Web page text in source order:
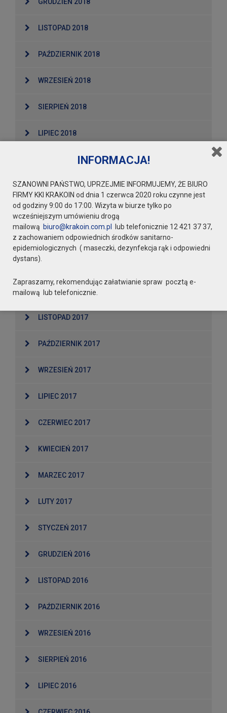
LISTOPAD 2018
PAŹDZIERNIK 2018
WRZESIEŃ 2018
SIERPIEŃ 2018
LIPIEC 2018
KWIECIEŃ 2018
MARZEC 2018
LUTY 2018
STYCZEŃ 2018
GRUDZIEŃ 2017
LISTOPAD 2017
PAŹDZIERNIK 2017
WRZESIEŃ 2017
LIPIEC 2017
CZERWIEC 2017
KWIECIEŃ 2017
MARZEC 2017
LUTY 2017
STYCZEŃ 2017
GRUDZIEŃ 2016
LISTOPAD 2016
PAŹDZIERNIK 2016
WRZESIEŃ 2016
SIERPIEŃ 2016
LIPIEC 2016
INFORMACJA!
SZANOWNI PAŃSTWO, UPRZEJMIE INFORMUJEMY, ŻE BIURO
FIRMY KKI KRAKOIN od dnia 1 czerwca 2020 roku czynne jest
od godziny 9:00 do 17:00. Wizyta w biurze tylko po
wcześniejszym umówieniu drogą
mailową biuro@krakoin.com.pl
lub telefonicznie 12 421 37 37,
z zachowaniem odpowiednich środków sanitarno-
epidemiologicznych ( maseczki, dezynfekcja rąk i odpowiedni
dystans).
Zapraszamy, rekomendując załatwianie spraw pocztą e-
mailową lub telefonicznie.